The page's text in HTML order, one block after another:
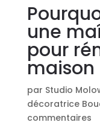
une
pour
maison
par Studio
décoratrice
commentaires